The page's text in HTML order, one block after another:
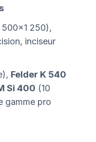
250),
inciseur
Felder K 540
Si 400 (10
gamme pro